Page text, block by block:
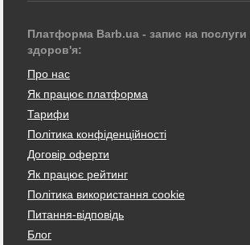
Платформа Barb.ua - запис на послуги
здоров'я:
Про нас
Як працює платформа
Тарифи
Політика конфіденційності
Договір оферти
Як працює рейтинг
Політика використання cookie
Питання-відповідь
Блог